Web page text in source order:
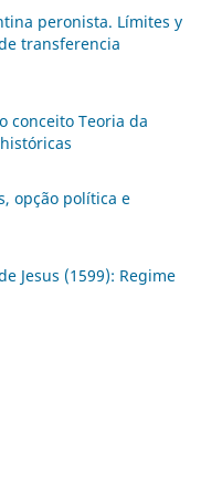
peronista. Límites y
transferencia
conceito Teoria da
opção política e
Jesus (1599): Regime